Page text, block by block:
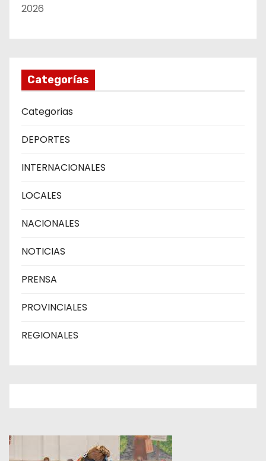
2026
Categorías
Categorias
DEPORTES
INTERNACIONALES
LOCALES
NACIONALES
NOTICIAS
PRENSA
PROVINCIALES
REGIONALES